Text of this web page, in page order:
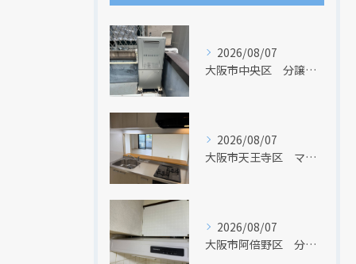
2026/08/07
大阪市中央区 分譲マンションの給湯器取替リフォーム工事 UV除菌機能搭載給湯器
2026/08/07
大阪市天王寺区 マンションのキッチン取替及び内装リフォーム工事 クリナップ
2026/08/07
大阪市阿倍野区 分譲マンションのレンジフード取替リフォーム工事 タカラスタンダード
現在、新聞に入っている折込チラシです。
現在、新聞に入っている折込チラシです。